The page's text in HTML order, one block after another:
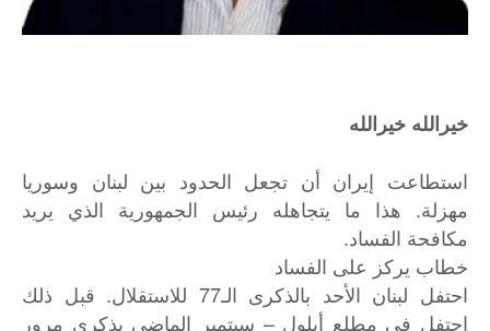
خيرالله خيرالله
استطاعت إيران أن تجعل الحدود بين لبنان وسوريا
مهزلة. هذا ما يتجاهله رئيس الجمهورية الذي يريد
مكافحة الفساد.
خطاب يركز على الفساد
احتفل لبنان الأحد بالذكرى الـ77 للاستقلال. قبل ذلك
احتفل في مطلع أيلول – سبتمبر الماضي بذكرى مرور